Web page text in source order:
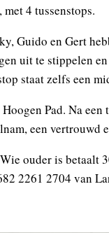
4 tussenstops.
Guido en Gert
uit te stippelen
staat zelfs een
Pad. Na
een vertrouwd
ouder is
2261 2704 van